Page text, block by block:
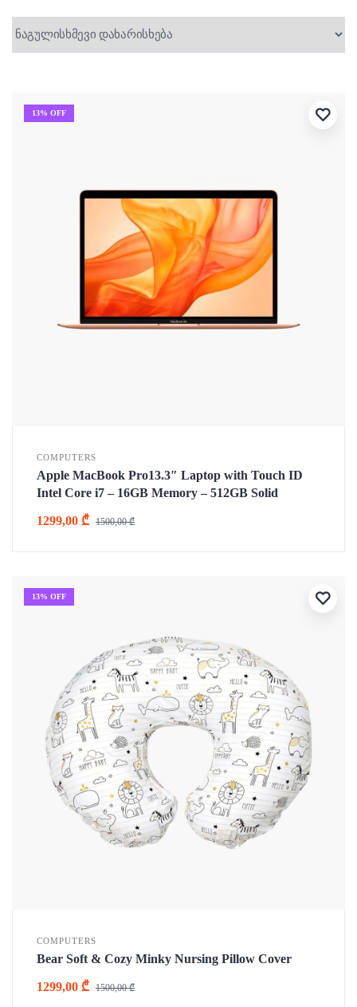
13% OFF
COMPUTERS
Apple MacBook Pro13.3″ Laptop with Touch ID
Intel Core i7 – 16GB Memory – 512GB Solid
1500,00₾
1299,00 ₾
13% OFF
COMPUTERS
Bear Soft & Cozy Minky Nursing Pillow Cover
1500,00₾
1299,00 ₾